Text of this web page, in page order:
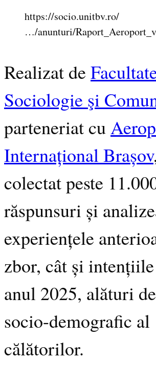
https://socio.unitbv.ro/
…/anunturi/
Realizat de
Sociologie şi
parteneriat cu
Internațional Brașov
colectat peste
răspunsuri și
experiențele
zbor, cât și
anul 2025, alături
socio-demografic al
călătorilor.